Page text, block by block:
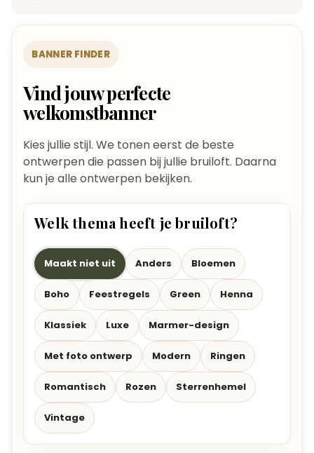
BANNER FINDER
Vind jouw perfecte
welkomstbanner
Kies jullie stijl. We tonen eerst de beste
ontwerpen die passen bij jullie bruiloft. Daarna
kun je alle ontwerpen bekijken.
Welk thema heeft je bruiloft?
Maakt niet uit Anders Bloemen
Boho Feestregels Green Henna
Klassiek Luxe Marmer-design
Met foto ontwerp Modern Ringen
Romantisch Rozen Sterrenhemel
Vintage